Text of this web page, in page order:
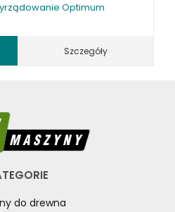
Optimum
Szczegóły
do drewna